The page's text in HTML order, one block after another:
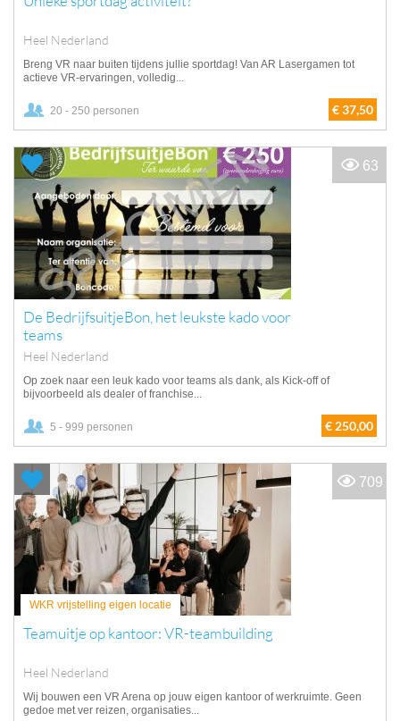
Heel Nederland
Breng VR naar buiten tijdens jullie sportdag! Van AR Lasergamen tot
actieve VR-ervaringen, volledig...
20 - 250 personen € 37,50
De BedrijfsuitjeBon, het leukste kado voor
teams
Heel Nederland
Op zoek naar een leuk kado voor teams als dank, als Kick-off of
bijvoorbeeld als dealer of franchise...
5 - 999 personen € 250,00
63
WKR vrijstelling eigen locatie
Teamuitje op kantoor: VR-teambuilding
Heel Nederland
Wij bouwen een VR Arena op jouw eigen kantoor of werkruimte. Geen
gedoe met ver reizen, organisaties...
709